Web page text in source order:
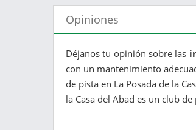
Opiniones
Déjanos tu opinión sobre las
con un mantenimiento
de pista en La Posada de la
la Casa del Abad es un club